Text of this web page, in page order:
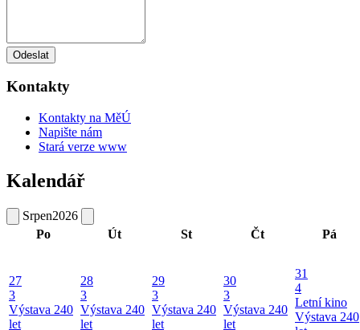
Odeslat
Kontakty
Kontakty na MěÚ
Napište nám
Stará verze www
Kalendář
Srpen2026
Po
Út St Čt Pá
27
3
Výstava 240
let
28
3
Výstava 240
let
29
3
Výstava 240
let
30
3
Výstava 240
let
31
4
Letní kino
Výstava 240